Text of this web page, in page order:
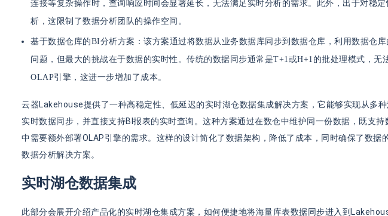
连接等复杂操作时，查询响应时间会显著延长，无法满足实时分析的需求。此外，出于对稳
析，这限制了数据分析团队的操作空间。
基于数据仓库的BI分析方案：该方案通过将数据从业务数据库同步到数据仓库，利用数据仓
问题，但最大的挑战在于数据的实时性。传统的数据同步通常是T+1或H+1的批处理模式，
OLAP引擎，这进一步增加了成本。
云器Lakehouse提供了一种高稳定性、低延迟的实时湖仓数据集成解决方案，它能够实现从多
实时数据同步，并直接支持BI报表的实时查询。这种方案通过在数仓中维护同一份数据，既支
中需要额外部署OLAP引擎的需求。这样的设计简化了数据架构，降低了成本，同时确保了数
数据分析解决方案。
实时湖仓数据集成
此部分会展开介绍产品化的实时湖仓集成方案，如何便捷地将海量库表数据同步进入到